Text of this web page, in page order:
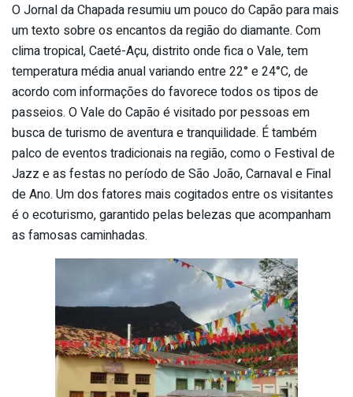
O Jornal da Chapada resumiu um pouco do Capão para mais
um texto sobre os encantos da região do diamante. Com
clima tropical, Caeté-Açu, distrito onde fica o Vale, tem
temperatura média anual variando entre 22° e 24°C, de
acordo com informações do favorece todos os tipos de
passeios. O Vale do Capão é visitado por pessoas em
busca de turismo de aventura e tranquilidade. É também
palco de eventos tradicionais na região, como o Festival de
Jazz e as festas no período de São João, Carnaval e Final
de Ano. Um dos fatores mais cogitados entre os visitantes
é o ecoturismo, garantido pelas belezas que acompanham
as famosas caminhadas.